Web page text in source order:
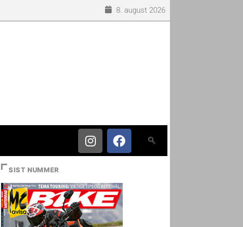
8. august 2026
SIST NUMMER